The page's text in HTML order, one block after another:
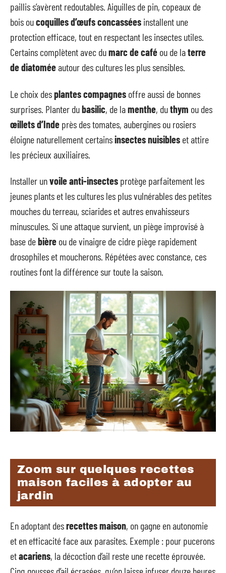
paillis s’avèrent redoutables. Aiguilles de pin, copeaux de
bois oucoquilles d’œufs concassées installent une
protection efficace, tout en respectant les insectes utiles.
Certains complètent avec dumarc de café ou de laterre
de diatoméeautour des cultures les plus sensibles.
Le choix desplantes compagnes offre aussi de bonnes
surprises. Planter dubasilic, de lamenthe, duthym ou des
œillets d’Inde près des tomates, aubergines ou rosiers
éloigne naturellement certainsinsectes nuisibles et attire
les précieux auxiliaires.
Installer unvoile anti-insectes protège parfaitement les
jeunes plants et les cultures les plus vulnérables des petites
mouches du terreau, sciarides et autres envahisseurs
minuscules. Si une attaque survient, un piège improvisé à
base debière ou de vinaigre de cidre piège rapidement
drosophiles et moucherons. Répétées avec constance, ces
routines font la différence sur toute la saison.
Zoom sur quelques recettes
maison faciles à adopter au
jardin
En adoptant desrecettes maison, on gagne en autonomie
et en efficacité face aux parasites. Exemple : pour pucerons
etacariens, la décoction d’ail reste une recette éprouvée.